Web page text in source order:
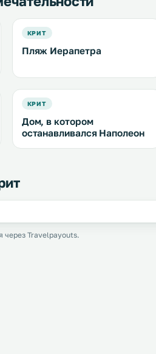
КРИТ
Пляж Иерапетра
КРИТ
Дом, в котором
останавливался Наполеон
через Travelpayouts.